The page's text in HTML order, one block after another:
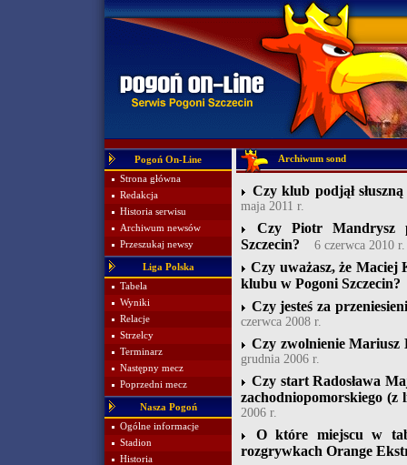
Pogoń On-Line
Strona główna
Redakcja
Historia serwisu
Archiwum newsów
Przeszukaj newsy
Liga Polska
Tabela
Wyniki
Relacje
Strzelcy
Terminarz
Następny mecz
Poprzedni mecz
Nasza Pogoń
Ogólne informacje
Stadion
Historia
Archiwum sond
Czy klub podjął
maja 2011 r.
Czy Piotr Mandrysz
Szczecin?
6 czerwca 2010 r.
Czy uważasz, że Maciej
klubu w Pogoni Szczecin?
Czy jesteś za
czerwca 2008 r.
Czy zwolnienie Mariusz
grudnia 2006 r.
Czy start Radosława
zachodniopomorskiego
2006 r.
O które miejscu w
rozgrywkach Orange